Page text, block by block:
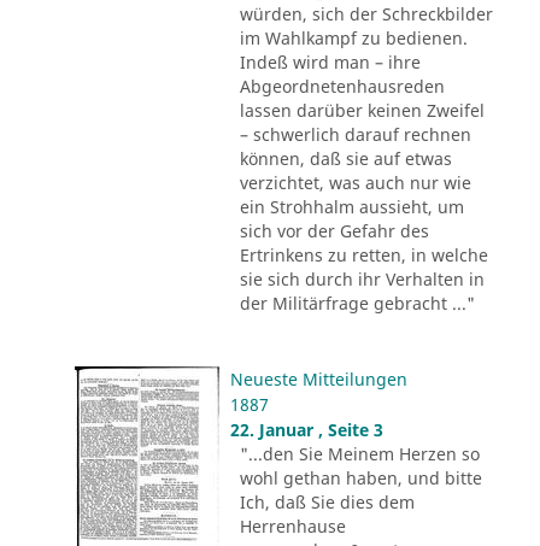
würden, sich der Schreckbilder
im Wahlkampf zu bedienen.
Indeß wird man – ihre
Abgeordnetenhausreden
lassen darüber keinen Zweifel
– schwerlich darauf rechnen
können, daß sie auf etwas
verzichtet, was auch nur wie
ein Strohhalm aussieht, um
sich vor der Gefahr des
Ertrinkens zu retten, in welche
sie sich durch ihr Verhalten in
der Militärfrage gebracht ..."
Neueste Mitteilungen
1887
22. Januar , Seite 3
"...den Sie Meinem Herzen so
wohl gethan haben, und bitte
Ich, daß Sie dies dem
Herrenhause